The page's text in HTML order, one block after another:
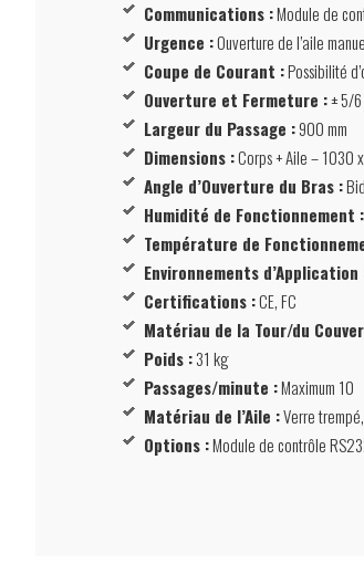
Communications :Module de
Urgence :Ouverture de l’aile
Coupe de Courant :Possibilité
Ouverture et Fermeture :± 5/
Largeur du Passage :900 mm
Dimensions :Corps + Aile – 1030
Angle d’Ouverture du Bras :
Humidité de Fonctionnement :
Température de
Environnements d’Application
Certifications :CE, FC
Matériau de la Tour/du
Poids :31 kg
Passages/minute :Maximum 10
Matériau de l’Aile :Verre
Options :Module de contrôle